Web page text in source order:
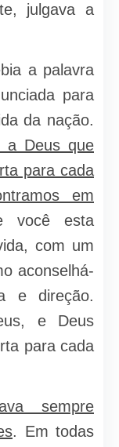
julgava a
a palavra
para
da nação.
a Deus que
para cada
em
você esta
com um
aconselhá-
e direção.
e Deus
para cada
sempre
. Em todas